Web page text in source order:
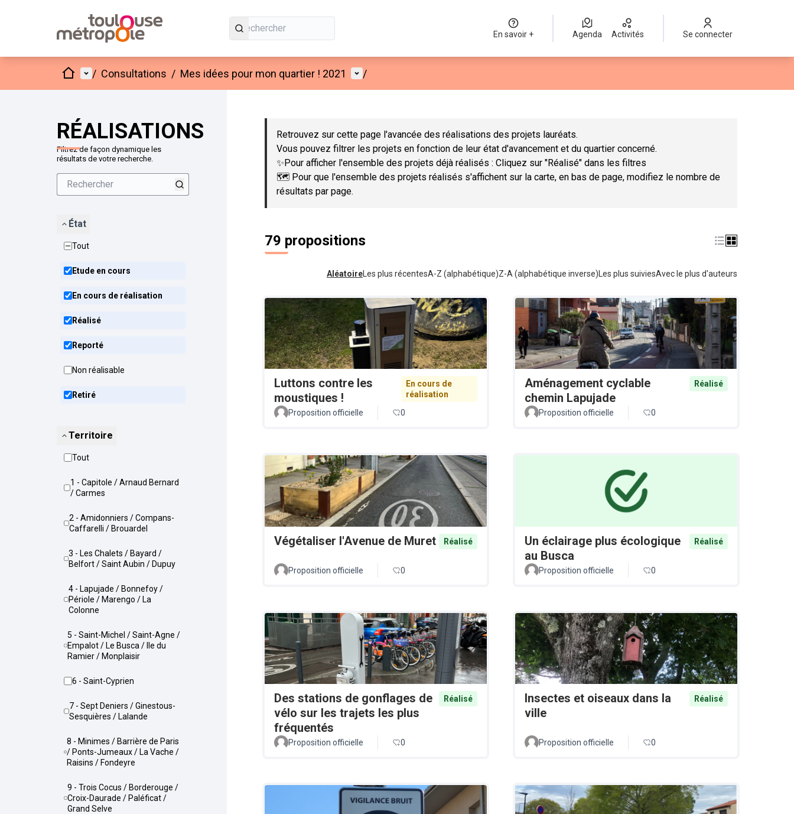
En savoir + Agenda Activités Se connecter
AccueilMenu principal
/ Consultations / Mes idées pour mon quartier ! 2021 Menu utilisateur
/
RÉALISATIONS
Filtrez de façon dynamique les
résultats de votre recherche.
État
Tout
Etude en cours
En cours de réalisation
Réalisé
Reporté
Non réalisable
Retiré
Territoire
Tout
1 - Capitole / Arnaud Bernard
/ Carmes
2 - Amidonniers / Compans-
Caffarelli / Brouardel
3 - Les Chalets / Bayard /
Belfort / Saint Aubin / Dupuy
4 - Lapujade / Bonnefoy /
Périole / Marengo / La
Colonne
5 - Saint-Michel / Saint-Agne /
Empalot / Le Busca / Ile du
Ramier / Monplaisir
6 - Saint-Cyprien
7 - Sept Deniers / Ginestous-
Sesquières / Lalande
8 - Minimes / Barrière de Paris
/ Ponts-Jumeaux / La Vache /
Raisins / Fondeyre
9 - Trois Cocus / Borderouge /
Croix-Daurade / Paléficat /
Grand Selve
Passer la carte
Retrouvez sur cette page l'avancée des réalisations des projets lauréats.
Vous pouvez filtrer les projets en fonction de leur état d'avancement et du quartier concerné.
✨Pour afficher l'ensemble des projets déjà réalisés : Cliquez sur "Réalisé" dans les filtres
🗺️ Pour que l'ensemble des projets réalisés s'affichent sur la carte, en bas de page, modifiez le nombre de
résultats par page.
79 propositions
Aléatoire Les plus récentesA-Z (alphabétique)Z-A (alphabétique inverse) Les plus suiviesAvec le plus d'auteurs
Luttons contre les
moustiques !
En cours de
réalisation
Proposition officielle
0
Aménagement cyclable
chemin Lapujade
Réalisé
Proposition officielle 0
Végétaliser l'Avenue de Muret Réalisé
Proposition officielle 0
Un éclairage plus écologique
au Busca
Réalisé
Proposition officielle 0
Des stations de gonflages de
vélo sur les trajets les plus
fréquentés
Réalisé
Proposition officielle 0
Insectes et oiseaux dans la
ville
Réalisé
Proposition officielle 0